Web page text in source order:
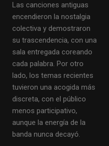
Las canciones antiguas
encendieron la nostalgia
colectiva y demostraron
su trascendencia, con una
sala entregada coreando
cada palabra. Por otro
lado, los temas recientes
tuvieron una acogida más
discreta, con el público
menos participativo,
aunque la energía de la
banda nunca decayó.